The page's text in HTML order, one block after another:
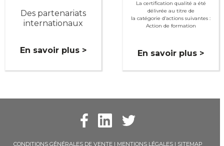
Des partenariats
internationaux
En savoir plus >
La certification qualité a été
délivrée au titre de
la catégorie d’actions suivantes :
Action de formation
En savoir plus >
CONDITIONS GÉNÉRALES DE VENTE | MENTIONS LÉGALES | SITEMAP